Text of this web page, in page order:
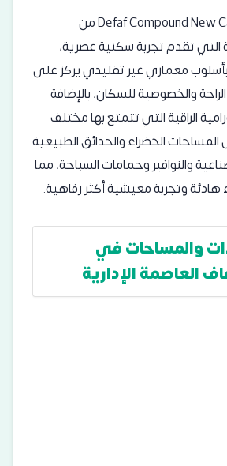
ويُعد مشروع Defaf Compound New Capital من
التي تقدم تجربة سكنية عصرية،
معماري غير تقليدي يركز على
والخصوصية للسكان، بالإضافة
الراقية التي تتمتع بها مختلف
الخضراء والحدائق الطبيعية
والنوافير وحمامات السباحة، مما
هادئة وتجربة معيشية أكثر رفاهية.
والمساحات في
العاصمة الإدارية